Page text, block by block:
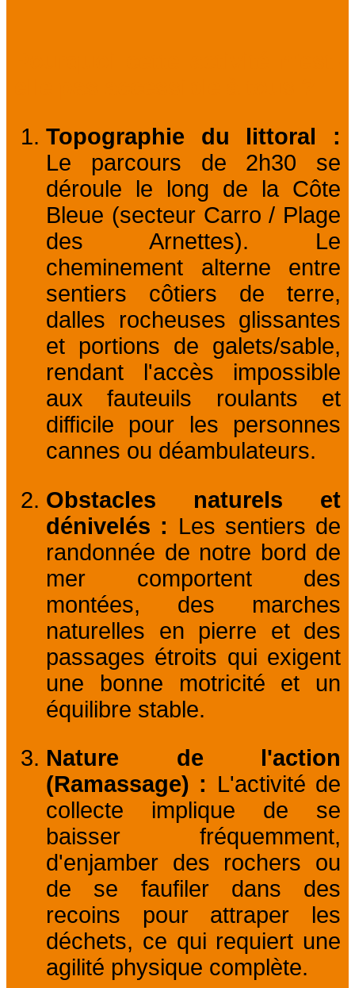
Topographie du littoral :
Le parcours de 2h30 se
déroule le long de la Côte
Bleue (secteur Carro / Plage
des Arnettes). Le
cheminement alterne entre
sentiers côtiers de terre,
dalles rocheuses glissantes
et portions de galets/sable,
rendant l'accès impossible
aux fauteuils roulants et
difficile pour les personnes
cannes ou déambulateurs.
Obstacles naturels et
dénivelés : Les sentiers de
randonnée de notre bord de
mer comportent des
montées, des marches
naturelles en pierre et des
passages étroits qui exigent
une bonne motricité et un
équilibre stable.
Nature de l'action
(Ramassage) : L'activité de
collecte implique de se
baisser fréquemment,
d'enjamber des rochers ou
de se faufiler dans des
recoins pour attraper les
déchets, ce qui requiert une
agilité physique complète.